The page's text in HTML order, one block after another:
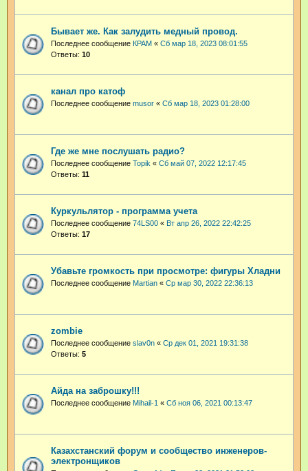
Бывает же. Как залудить медный провод.
Последнее сообщение КРАМ « Сб мар 18, 2023 08:01:55
Ответы: 10
канал про катоф
Последнее сообщение musor « Сб мар 18, 2023 01:28:00
Где же мне послушать радио?
Последнее сообщение Topik « Сб май 07, 2022 12:17:45
Ответы: 11
Куркульлятор - программа учета
Последнее сообщение 74LS00 « Вт апр 26, 2022 22:42:25
Ответы: 17
Убавьте громкость при просмотре: фигуры Хладни
Последнее сообщение Martian « Ср мар 30, 2022 22:36:13
zombie
Последнее сообщение slav0n « Ср дек 01, 2021 19:31:38
Ответы: 5
Айда на заброшку!!!
Последнее сообщение Mihail-1 « Сб ноя 06, 2021 00:13:47
Казахстанский форум и сообщество инженеров-
электронщиков